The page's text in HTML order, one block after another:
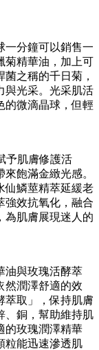
一分鐘可以銷售一
菊精華油，加上可
之稱的千日菊，
與光采。光采肌活
的微滴晶球，但輕
予肌膚修護活
飽滿金緻光感。
仙鱗莖精萃延緩老
強效抗氧化，融合
為肌膚展現迷人的
油與玫瑰活酵萃
然潤澤舒適的效
萃取」，保持肌膚
、銅，幫助維持肌
的玫瑰潤澤精華
粒能迅速滲透肌